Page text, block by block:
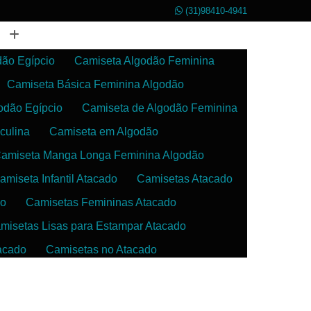
(31)98410-4941
Egípcio
Camiseta Algodão Feminina
Camiseta Básica Feminina Algodão
Egípcio
Camiseta de Algodão Feminina
Camiseta em Algodão
Manga Longa Feminina Algodão
Infantil Atacado
Camisetas Atacado
Camisetas Femininas Atacado
Lisas para Estampar Atacado
Camisetas no Atacado